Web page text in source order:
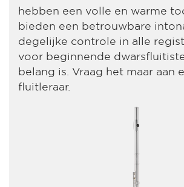
hebben een volle en warme
bieden een betrouwbare
degelijke controle in alle
voor beginnende
belang is. Vraag het maar aan
fluitleraar.